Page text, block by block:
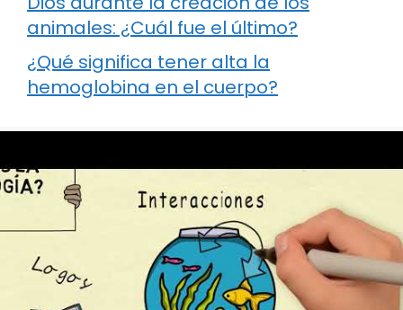
animales: ¿Cuál fue el último?
¿Qué significa tener alta la
hemoglobina en el cuerpo?